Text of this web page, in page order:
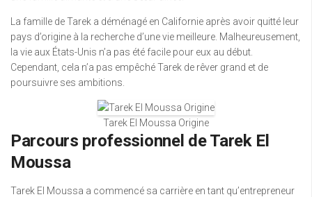
La famille de Tarek a déménagé en Californie après avoir quitté leur
pays d’origine à la recherche d’une vie meilleure. Malheureusement,
la vie aux États-Unis n’a pas été facile pour eux au début.
Cependant, cela n’a pas empêché Tarek de rêver grand et de
poursuivre ses ambitions.
Tarek El Moussa Origine
Parcours professionnel de Tarek El
Moussa
Tarek El Moussa a commencé sa carrière en tant qu’entrepreneur